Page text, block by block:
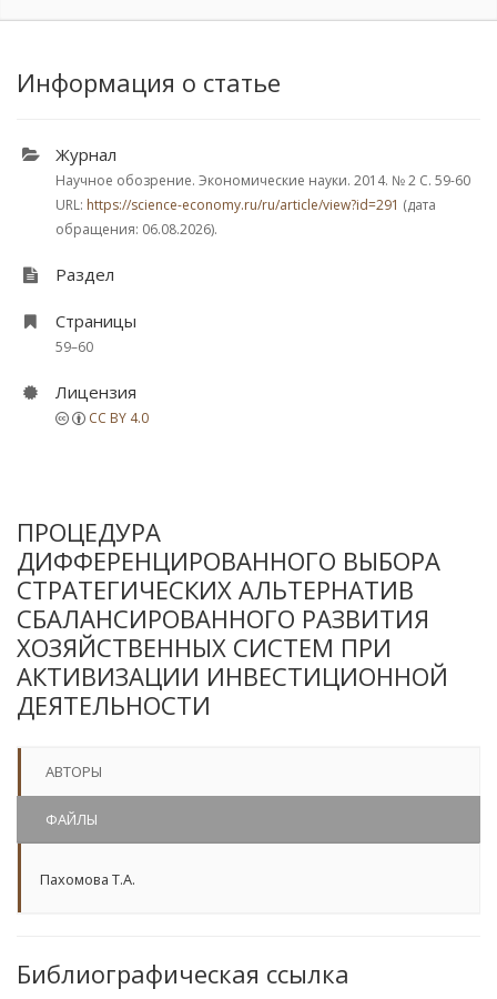
Информация о статье
Журнал
Научное обозрение. Экономические науки. 2014. № 2 С. 59-60
URL: https://science-economy.ru/ru/article/view?id=291 (дата
обращения: 06.08.2026).
Раздел
Страницы
59–60
Лицензия
CC BY 4.0
ПРОЦЕДУРА
ДИФФЕРЕНЦИРОВАННОГО ВЫБОРА
СТРАТЕГИЧЕСКИХ АЛЬТЕРНАТИВ
СБАЛАНСИРОВАННОГО РАЗВИТИЯ
ХОЗЯЙСТВЕННЫХ СИСТЕМ ПРИ
АКТИВИЗАЦИИ ИНВЕСТИЦИОННОЙ
ДЕЯТЕЛЬНОСТИ
АВТОРЫ
ФАЙЛЫ
Пахомова Т.А.
Библиографическая ссылка